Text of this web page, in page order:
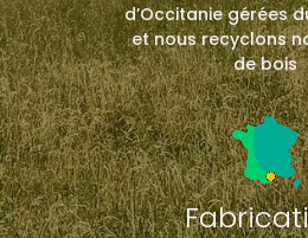
d’Occitanie gérées
et nous recyclons
de bois